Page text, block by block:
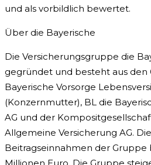
und als vorbildlich bewertet.
Über die Bayerische
Die Versicherungsgruppe die
gegründet und besteht aus den
Bayerische Vorsorge
(Konzernmutter), BL die
AG und der
Allgemeine Versicherung AG.
Beitragseinnahmen der Gruppe